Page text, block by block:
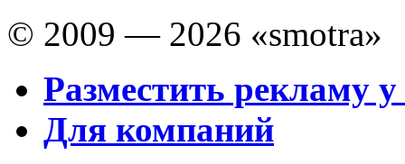
© 2009 — 2026 «smotra»
Разместить рекламу у
Для компаний